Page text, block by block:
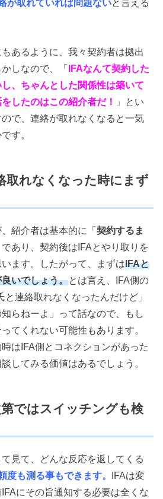
が取れていれば問題ないと言える
あるように、我々契約者は拠出
しなので、「IFAなんて契約した
、ちゃんとした関係性は築いて
したのはこの紹介者だ！
」とい
で、連絡が取れなくなると一気
す。
取れなくなった時にまず
紹介者は基本的に「契約するま
であり、契約後はIFAとやり取りを
ます。したがって、まずはIFAと
いでしょう。とは言え、IFA側の
連絡取れなくなったんだけど」
らねーよ」って話なので、もし
てくれない可能性もあります。
はIFA側とコネクションがあった
してみる価値はあるでしょう。
ではスイッチングも検
て見て、どんな反応を返してくる
度も測る事もできます。 IFAは変
にその旨通知する必要は全くな